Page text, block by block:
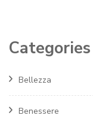
Categories
Bellezza
Benessere